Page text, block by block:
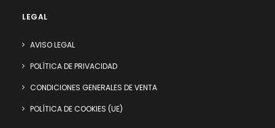
LEGAL
AVISO LEGAL
POLÍTICA DE PRIVACIDAD
CONDICIONES GENERALES DE VENTA
POLÍTICA DE COOKIES (UE)